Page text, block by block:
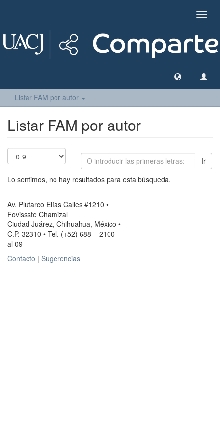
Listar FAM por autor
Listar FAM por autor
Ir
Lo sentimos, no hay resultados para esta búsqueda.
Av. Plutarco Elías Calles #1210 •
Fovissste Chamizal
Ciudad Juárez, Chihuahua, México •
C.P. 32310 • Tel. (+52) 688 – 2100
al 09
Contacto | Sugerencias